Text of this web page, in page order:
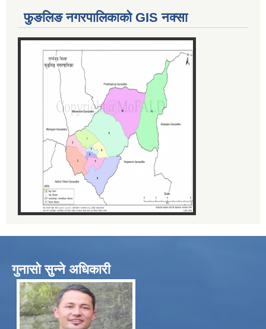
फुङलिङ नगरपालिकाको GIS नक्सा
गुनासो सुन्ने अधिकारी